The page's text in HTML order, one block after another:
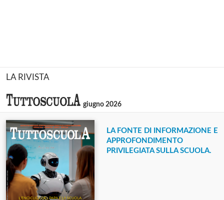
LA RIVISTA
giugno 2026
LA FONTE DI INFORMAZIONE E
APPROFONDIMENTO
PRIVILEGIATA SULLA SCUOLA.